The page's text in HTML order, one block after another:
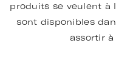
produits se veulent à
sont disponibles
assortir